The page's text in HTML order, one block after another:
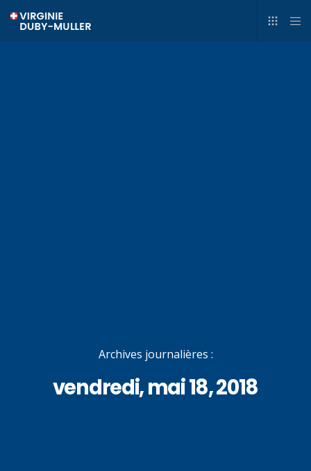
Archives journalières :
vendredi, mai 18, 2018